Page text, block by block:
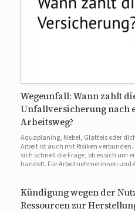
Wegeunfall: Wann zahlt
Unfallversicherung nach
Arbeitsweg?
Aquaplaning, Nebel, Glatteis oder
Arbeit ist auch mit Risiken
sich schnell die Frage, ob es sich um
handelt. Für Arbeitnehmerinnen und
Kündigung wegen der
Ressourcen zur